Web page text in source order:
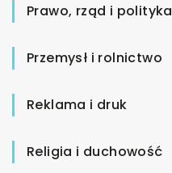
Prawo, rząd i polityka
Przemysł i rolnictwo
Reklama i druk
Religia i duchowość